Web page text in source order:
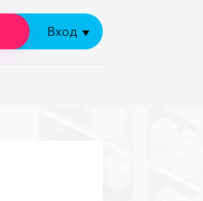
Вход
Вход